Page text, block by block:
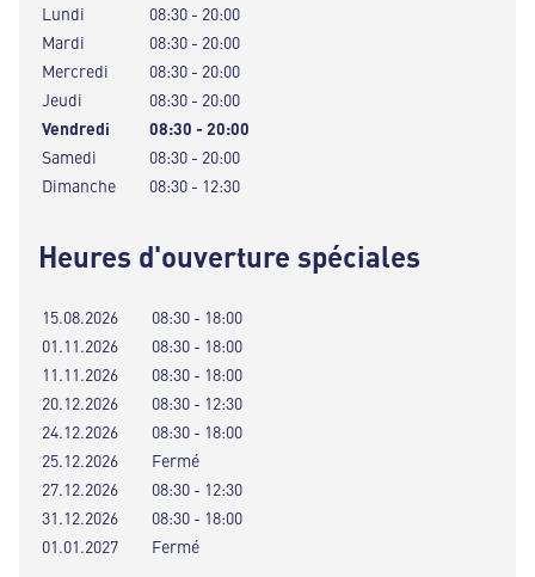
Lundi
08:30 - 20:00
Mardi
08:30 - 20:00
Mercredi
08:30 - 20:00
Jeudi
08:30 - 20:00
Vendredi
08:30 - 20:00
Samedi
08:30 - 20:00
Dimanche
08:30 - 12:30
Heures d'ouverture spéciales
15.08.2026
08:30 - 18:00
01.11.2026
08:30 - 18:00
11.11.2026
08:30 - 18:00
20.12.2026
08:30 - 12:30
24.12.2026
08:30 - 18:00
25.12.2026
Fermé
27.12.2026
08:30 - 12:30
31.12.2026
08:30 - 18:00
01.01.2027
Fermé